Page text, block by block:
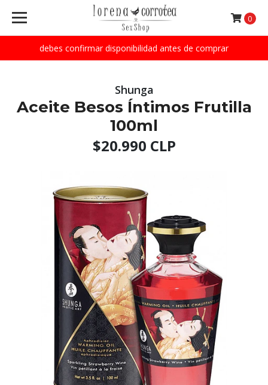
debes confirmar disponibilidad antes de comprar
0
Shunga
Aceite Besos Íntimos Frutilla
100ml
$20.990 CLP